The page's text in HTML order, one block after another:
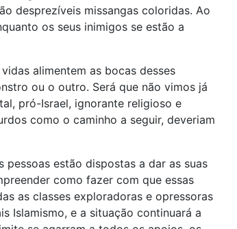
desprezíveis missangas coloridas. Ao
os seus inimigos se estão a
alimentem as bocas desses
ou o outro. Será que não vimos já
pró-Israel, ignorante religioso e
como o caminho a seguir, deveriam
estão dispostas a dar as suas
como fazer com que essas
as classes exploradoras e opressoras
Islamismo, e a situação continuará a